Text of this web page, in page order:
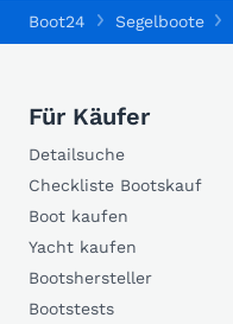
Boot24 Segelboote
Für Käufer
Detailsuche
Checkliste Bootskauf
Boot kaufen
Yacht kaufen
Bootshersteller
Bootstests